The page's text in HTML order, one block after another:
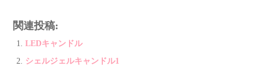
関連投稿:
LEDキャンドル
シェルジェルキャンドル1